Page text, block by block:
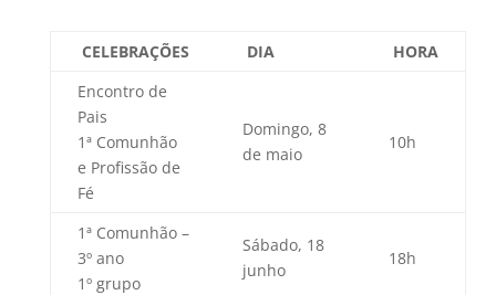
CELEBRAÇÕES DIA
HORA
Encontro de
Pais
1ª Comunhão
e Profissão de
Fé
Domingo, 8
de maio
10h
1ª Comunhão –
3º ano
1º grupo
Sábado, 18
junho
18h